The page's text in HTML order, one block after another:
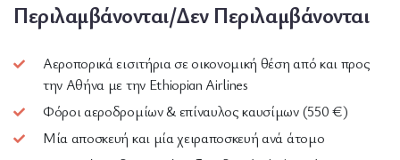
Περιλαμβάνονται/Δεν Περιλαμβάνονται
Αεροπορικά εισιτήρια σε οικονομική θέση από και προς
την Αθήνα με την Ethiopian Airlines
Φόροι αεροδρομίων & επίναυλος καυσίμων (550 €)
Μία αποσκευή και μία χειραποσκευή ανά άτομο